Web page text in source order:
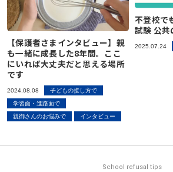
【保護者さまインタビュー】親
も一緒に成長した8年間。ここ
にいれば大丈夫だと思える場所
です
2024.08.08
子どもの接し方で
学習面・進路面で
親御さんのお悩みで
インタビュー
不登校で
試験 公
2025.07.24
School refusal tips